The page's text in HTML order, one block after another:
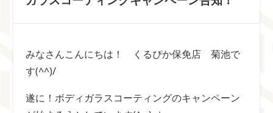
みなさんこんにちは！ くるぴか保免店 菊池で
す(^^)/
遂に！ボディガラスコーティングのキャンペーン